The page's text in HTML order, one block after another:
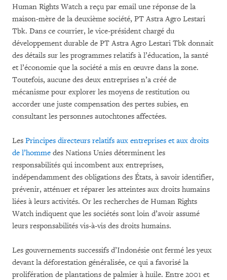
Human Rights Watch a reçu par email une réponse de la
maison-mère de la deuxième société, PT Astra Agro Lestari
Tbk. Dans ce courrier, le vice-président chargé du
développement durable de PT Astra Agro Lestari Tbk donnait
des détails sur les programmes relatifs à l’éducation, la santé
et l’économie que la société a mis en œuvre dans la zone.
Toutefois, aucune des deux entreprises n’a créé de
mécanisme pour explorer les moyens de restitution ou
accorder une juste compensation des pertes subies, en
consultant les personnes autochtones affectées.
Les Principes directeurs relatifs aux entreprises et aux droits
de l’homme des Nations Unies déterminent les
responsabilités qui incombent aux entreprises,
indépendamment des obligations des États, à savoir identifier,
prévenir, atténuer et réparer les atteintes aux droits humains
liées à leurs activités. Or les recherches de Human Rights
Watch indiquent que les sociétés sont loin d’avoir assumé
leurs responsabilités vis-à-vis des droits humains.
Les gouvernements successifs d’Indonésie ont fermé les yeux
devant la déforestation généralisée, ce qui a favorisé la
prolifération de plantations de palmier à huile. Entre 2001 et